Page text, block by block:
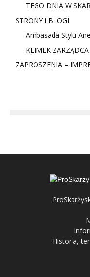
TEGO DNIA W
STRONY i BLOGI
Ambasada Stylu
KLIMEK
ZAPROSZENIA –
Historia,